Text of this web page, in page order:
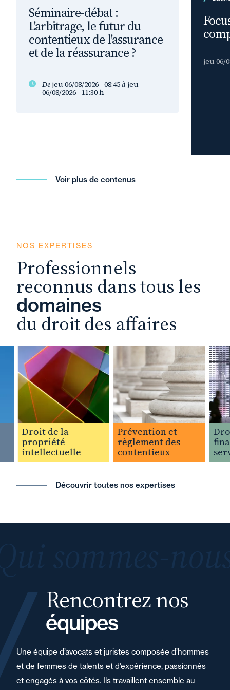
Séminaire-débat :
L'arbitrage, le futur du
contentieux de l'assurance
et de la réassurance ?
De jeu 06/08/2026 - 08:45à jeu
06/08/2026 - 11:30h
jeu 06/
Voir plus de contenus
NOS EXPERTISES
Professionnels
reconnus dans tous les
domaines
du droit des affaires
Droit de la
propriété
intellectuelle
Prévention et
règlement des
contentieux
Droit
Découvrir toutes nos expertises
Rencontrez nos
équipes
Une équipe d’avocats et juristes composée d’hommes
et de femmes de talents et d’expérience, passionnés
et engagés à vos côtés. Ils travaillent ensemble au